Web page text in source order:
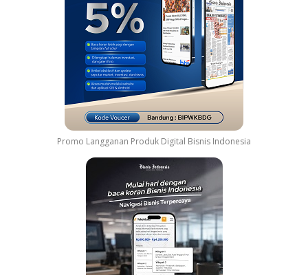
Promo Langganan Produk Digital Bisnis Indonesia